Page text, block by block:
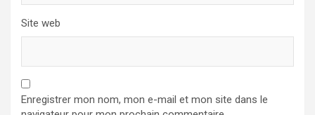
Site web
Enregistrer mon nom, mon e-mail et mon site dans le